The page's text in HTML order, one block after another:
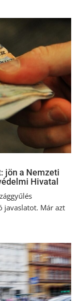
jön a Nemzeti
Hivatal
javaslatot. Már azt